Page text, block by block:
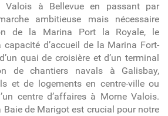
Valois à Bellevue en passant par
ambitieuse mais nécessaire
de la Marina Port la Royale, le
capacité d’accueil de la Marina Fort-
quai de croisière et d’un terminal
de chantiers navals à Galisbay,
et de logements en centre-ville ou
centre d’affaires à Morne Valois.
Baie de Marigot est crucial pour notre